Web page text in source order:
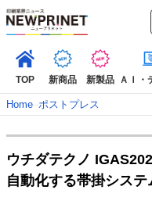
TOP 新商品 新製品 ＡＩ・
TOP
新着記事 特集
インタビュー
コレク
Home–ポストプレス
ウチダテクノ
自動化する帯掛システ